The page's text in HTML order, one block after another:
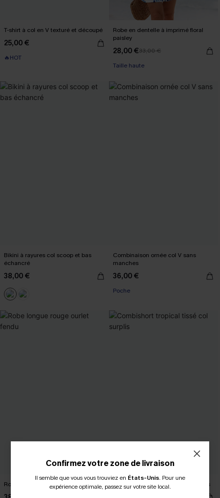
T-shirt à col en V texturé et découpé
25,00 €
🔥HOT
Robe en dentelle à imprimé floral
paisley
28,00 €33,00 €
Taille haute
Bikini à rayures col scoop et bas
échancré
38,00 €
Combinaison ornée col V sans
manches
36,00 €
Poche
Robe longue rouge ourlet fendu Combishort tropical tissé col surplis
Confirmez votre zone de livraison
Il semble que vous vous trouviez en États-Unis. Pour une
expérience optimale, passez sur votre site local.